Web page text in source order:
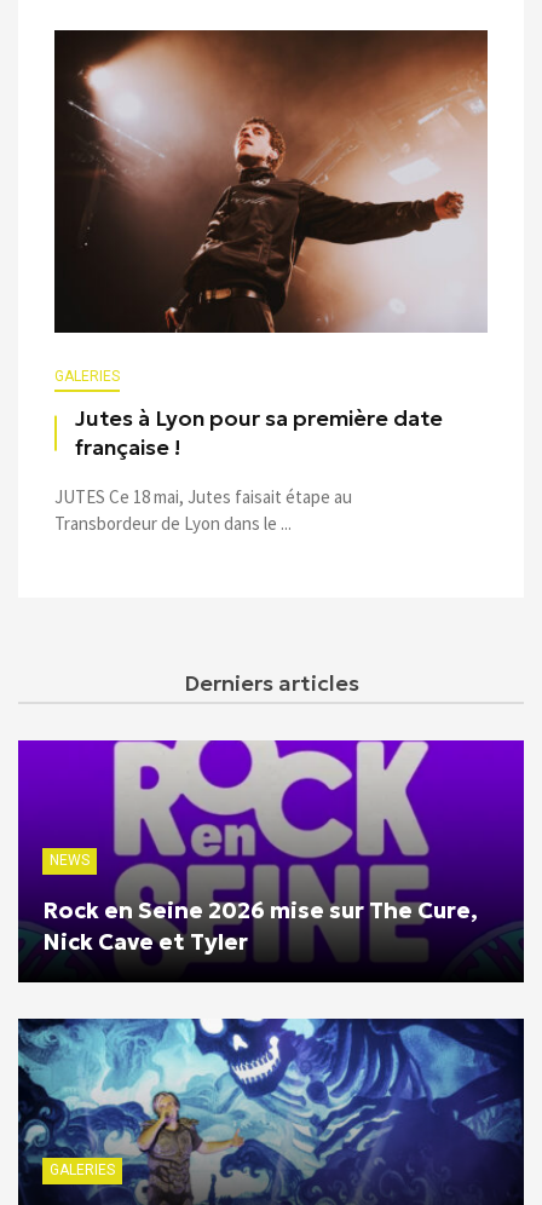
GALERIES
Jutes à Lyon pour sa première date
française !
JUTES Ce 18 mai, Jutes faisait étape au
Transbordeur de Lyon dans le ...
Derniers articles
NEWS
Rock en Seine 2026 mise sur The Cure,
Nick Cave et Tyler
GALERIES